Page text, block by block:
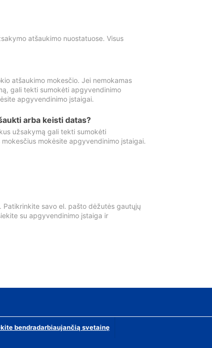
atšaukimo nuostatuose. Visus
atšaukimo mokesčio. Jei nemokamas
gali tekti sumokėti apgyvendinimo
apgyvendinimo įstaigai.
arba keisti datas?
užsakymą gali tekti sumokėti
mokėsite apgyvendinimo įstaigai.
savo el. pašto dėžutės gautųjų
su apgyvendinimo įstaiga ir
bendradarbiaujančią svetainę